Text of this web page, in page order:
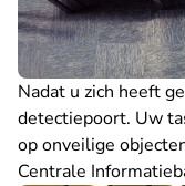
Nadat u zich heeft
detectiepoort. Uw
op onveilige
Centrale